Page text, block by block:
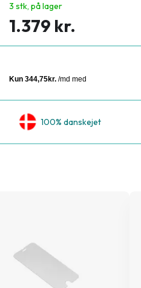
3 stk, på lager
1.379 kr.
100% danskejet